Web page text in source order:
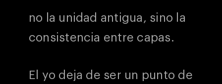
no la unidad antigua, sino la
consistencia entre capas.
El yo deja de ser un punto de